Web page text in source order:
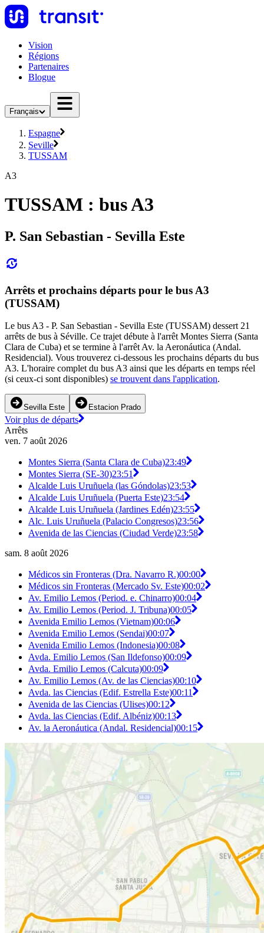
Vision
Régions
Partenaires
Blogue
Français
Espagne
Seville
TUSSAM
A3
TUSSAM : bus A3
P. San Sebastian - Sevilla Este
Arrêts et prochains départs pour le bus A3
(TUSSAM)
Le bus A3 - P. San Sebastian - Sevilla Este (TUSSAM) dessert 21
arrêts de bus à Séville. Ce trajet débute à l'arrêt Montes Sierra (Santa
Clara de Cuba) et se termine à l'arrêt Av. la Aeronáutica (Andal.
Residencial). Vous trouverez ci-dessous les prochains départs du bus
A3. L'horaire complet du bus A3 ainsi que les départs en temps réel
(si ceux-ci sont disponibles) se trouvent dans l'application.
Sevilla Este Estacion Prado
Voir plus de départs
Arrêts
ven. 7 août 2026
Montes Sierra (Santa Clara de Cuba)23:49
Montes Sierra (SE-30)23:51
Alcalde Luis Uruñuela (las Góndolas)23:53
Alcalde Luis Uruñuela (Puerta Este)23:54
Alcalde Luis Uruñuela (Jardines Edén)23:55
Alc. Luis Uruñuela (Palacio Congresos)23:56
Avenida de las Ciencias (Ciudad Verde)23:58
sam. 8 août 2026
Médicos sin Fronteras (Dra. Navarro R.)00:00
Médicos sin Fronteras (Mercado Sv. Este)00:02
Av. Emilio Lemos (Period. e. Chinarro)00:04
Av. Emilio Lemos (Period. J. Tribuna)00:05
Avenida Emilio Lemos (Vietnam)00:06
Avenida Emilio Lemos (Sendai)00:07
Avenida Emilio Lemos (Indonesia)00:08
Avda. Emilio Lemos (San Ildefonso)00:09
Avda. Emilio Lemos (Calcuta)00:09
Av. Emilio Lemos (Av. de las Ciencias)00:10
Avda. las Ciencias (Edif. Estrella Este)00:11
Avenida de las Ciencias (Ulises)00:12
Avda. las Ciencias (Edif. Albéniz)00:13
Av. la Aeronáutica (Andal. Residencial)00:15